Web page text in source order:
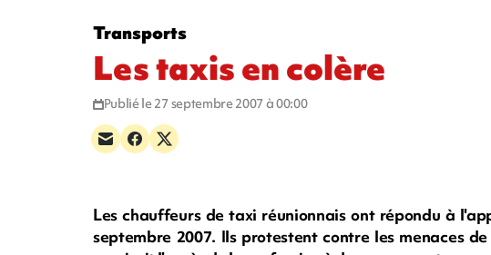
Transports
Les taxis en colère
Publié le 27 septembre 2007 à 00:00
Les chauffeurs de taxi réunionnais ont répondu à
septembre 2007. Ils protestent contre les menaces